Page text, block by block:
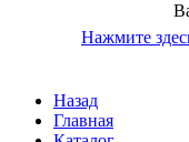
Нажмите
Назад
Главная